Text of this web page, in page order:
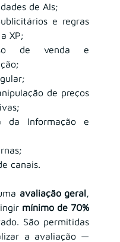
de AIs;
e regras
XP;
de venda e
de preços
da Informação e
canais.
avaliação geral,
mínimo de 70%
São permitidas
a avaliação —